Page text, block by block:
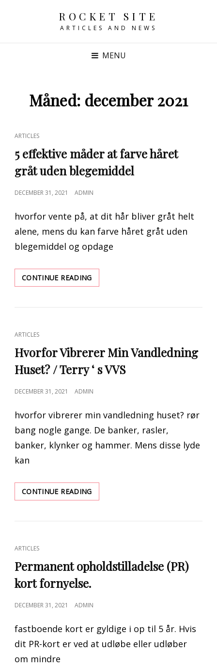
ROCKET SITE
ARTICLES AND NEWS
MENU
Måned: december 2021
CAT
ARTICLES
5 effektive måder at farve håret
gråt uden blegemiddel
POSTED
DECEMBER 31, 2021 ADMIN
hvorfor vente på, at dit hår bliver gråt helt
alene, mens du kan farve håret gråt uden
blegemiddel og opdage
CONTINUE READING5
EFFEKTIVE
AT
UDEN
BLEGEMIDDEL
CAT
LINKS
ARTICLES
Hvorfor Vibrerer Min Vandledning
Huset? / Terry ‘ s VVS
POSTED
DECEMBER 31, 2021 ADMIN
hvorfor vibrerer min vandledning huset? rør
bang nogle gange. De banker, rasler,
banker, klynker og hammer. Mens disse lyde
kan
CONTINUE READINGHVORFOR
VIBRERER
VANDLEDNING
‘
S
CAT
LINKS
ARTICLES
Permanent opholdstilladelse (PR)
kort fornyelse.
POSTED
DECEMBER 31, 2021 ADMIN
fastboende kort er gyldige i op til 5 år. Hvis
dit PR-kort er ved at udløbe eller udløber
om mindre